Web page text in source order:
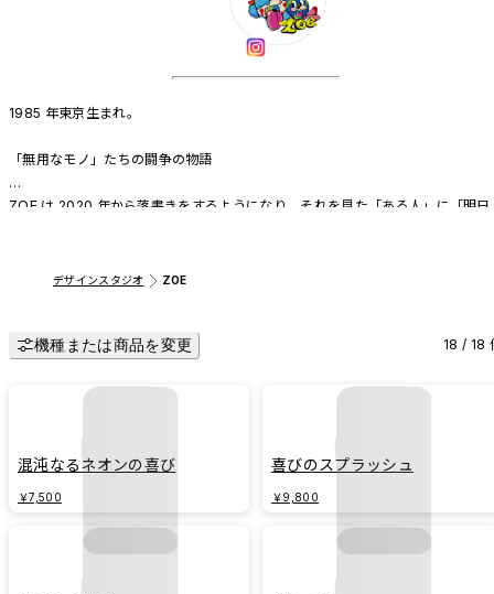
1985 年東京生まれ。
「無用なモノ」たちの闘争の物語
ZOE は 2020 年から落書きをするようになり、それを見た「ある人」に「明日
の魅力である。そしてユニークなキャラクターが特徴的だ。その独自の世界観
した。それは、これからも反復されるでしょう。しかし、その『無用なモノ』
命的である様態ゆえに『無用』とみなされてしまう存在ですが、ぼくは出来損
モノ』たちへの闘争の物語でもあります」
デザインスタジオ ZOE
機種または商品を変更 18 / 18
混沌なるネオンの喜び
￥7,500
喜びのスプラッシュ
￥9,800